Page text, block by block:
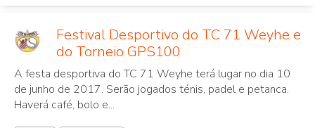
Festival Desportivo do TC 71 Weyhe e
do Torneio GPS100
A festa desportiva do TC 71 Weyhe terá lugar no dia 10
de junho de 2017. Serão jogados ténis, padel e petanca.
Haverá café, bolo e...